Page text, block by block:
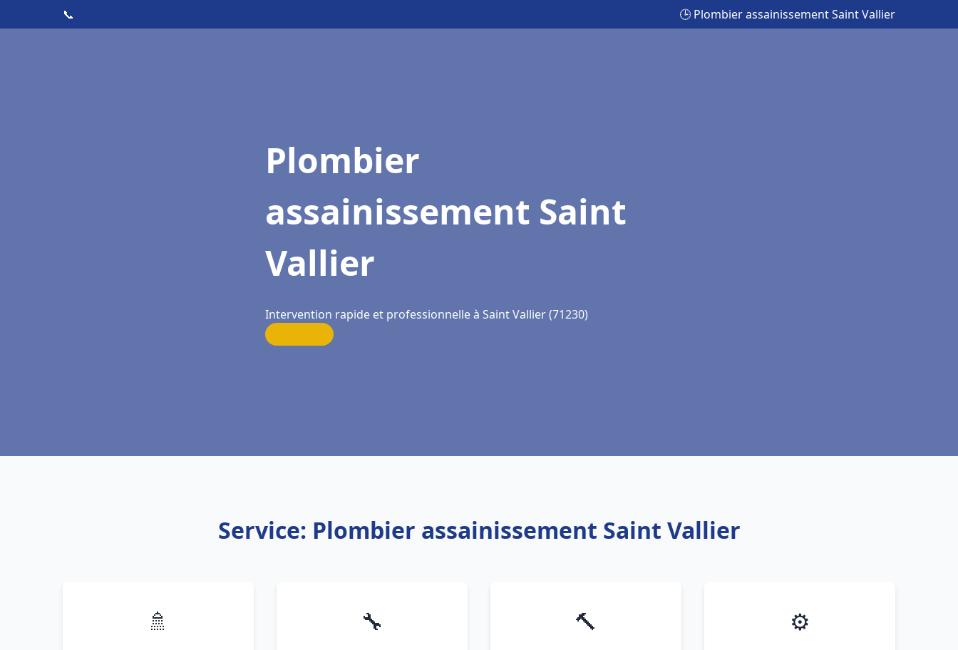
📞 🕒 Plombier assainissement Saint Vallier
Plombier
assainissement Saint
Vallier
Intervention rapide et professionnelle à Saint Vallier (71230)
Service: Plombier assainissement Saint Vallier
🚿 🔧 🔨 ⚙️